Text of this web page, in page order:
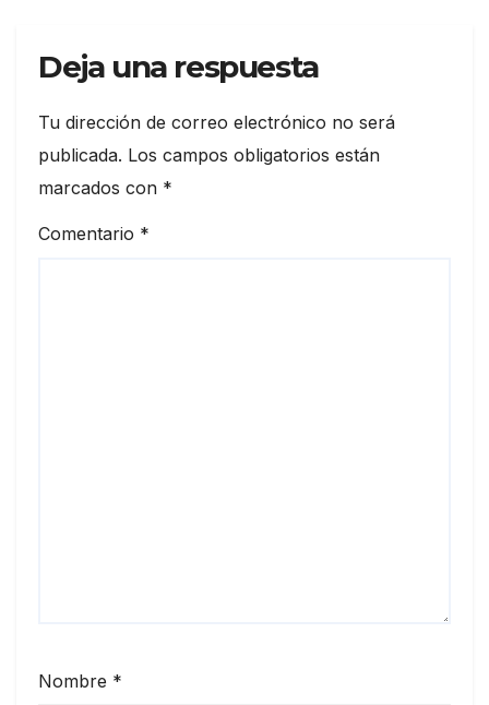
Deja una respuesta
Tu dirección de correo electrónico no será
publicada. Los campos obligatorios están
marcados con *
Comentario *
Nombre *